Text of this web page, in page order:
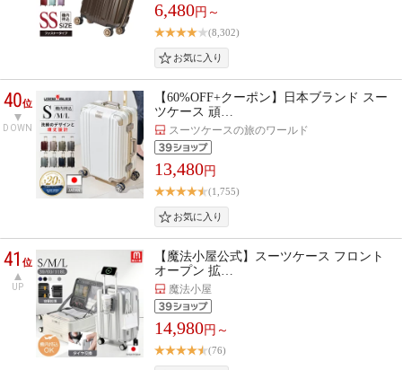
6,480円～
(8,302)
40位
DOWN
【60%OFF+クーポン】日本ブランド スー
ツケース 頑…
スーツケースの旅のワールド
13,480円
(1,755)
41位
UP
【魔法小屋公式】スーツケース フロント
オープン 拡…
魔法小屋
14,980円～
(76)